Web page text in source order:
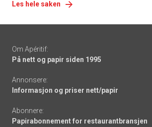
Les hele saken
Om Apéritif:
På nett og papir siden 1995
Annonsere:
Informasjon og priser nett/papir
Abonnere:
Papirabonnement for restaurantbransjen